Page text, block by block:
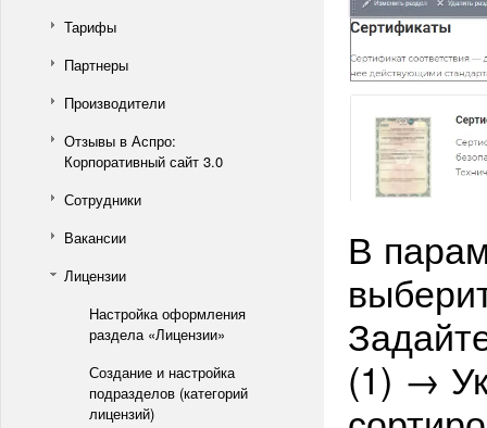
Тарифы
Партнеры
Производители
Отзывы в Аспро:
Корпоративный сайт 3.0
Сотрудники
Вакансии
Лицензии
Настройка оформления
раздела «Лицензии»
Создание и настройка
подразделов (категорий
лицензий)
В
(1) →